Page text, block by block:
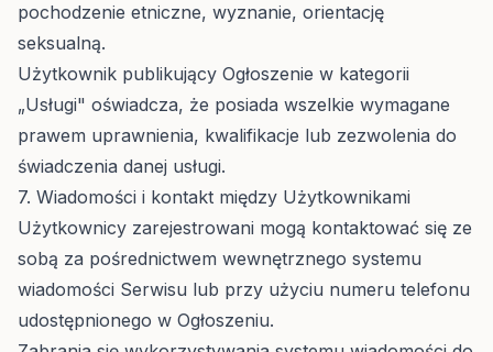
pochodzenie etniczne, wyznanie, orientację
seksualną.
Użytkownik publikujący Ogłoszenie w kategorii
„Usługi" oświadcza, że posiada wszelkie wymagane
prawem uprawnienia, kwalifikacje lub zezwolenia do
świadczenia danej usługi.
7. Wiadomości i kontakt między Użytkownikami
Użytkownicy zarejestrowani mogą kontaktować się ze
sobą za pośrednictwem wewnętrznego systemu
wiadomości Serwisu lub przy użyciu numeru telefonu
udostępnionego w Ogłoszeniu.